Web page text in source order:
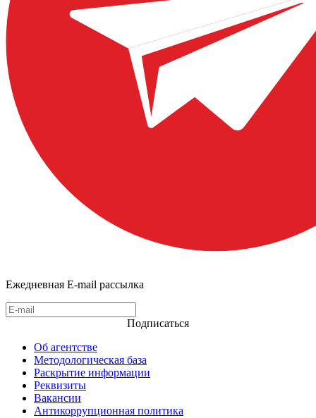
Ежедневная E-mail рассылка
Подписаться
Об агентстве
Методологическая база
Раскрытие информации
Реквизиты
Вакансии
Антикоррупционная политика